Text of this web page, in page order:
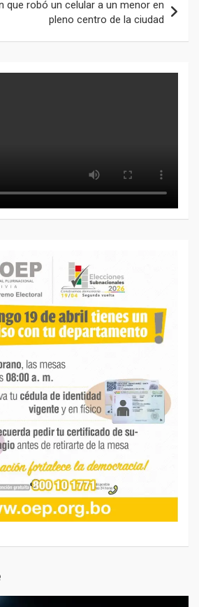
que robó un celular a un menor en
pleno centro de la ciudad